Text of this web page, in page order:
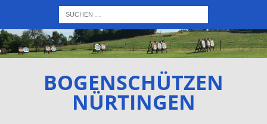
BOGENSCHÜTZEN
NÜRTINGEN